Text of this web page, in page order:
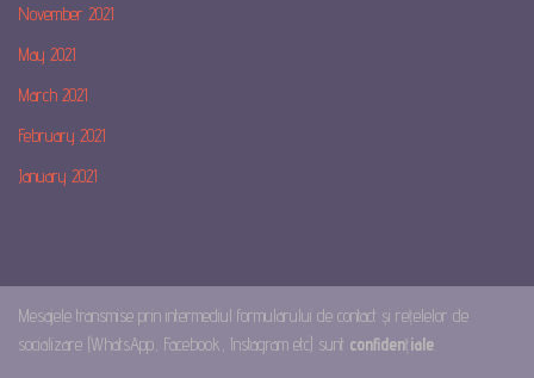
November 2021
May 2021
March 2021
February 2021
January 2021
Mesajele transmise prin intermediul formularului de contact și rețelelor de
socializare (WhatsApp, Facebook, Instagram etc) sunt confidențiale